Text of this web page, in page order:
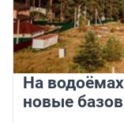
На
новые